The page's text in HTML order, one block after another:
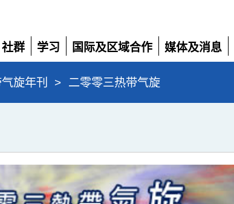
社群
展
开
学习
展
开
国际及区域合作
展
开
媒体及消息
展
旋年刊 > 二零零三热带气旋